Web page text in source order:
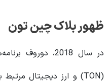
ظهور بلاک چین تون
در سال 2018،